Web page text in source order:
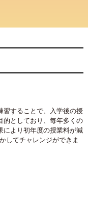
習することで、入学後の授
的としており、毎年多くの
により初年度の授業料が減
してチャレンジができま